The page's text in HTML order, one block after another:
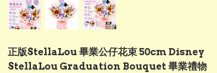
正版StellaLou 畢業公仔花束 50cm Disney
StellaLou Graduation Bouquet 畢業禮物